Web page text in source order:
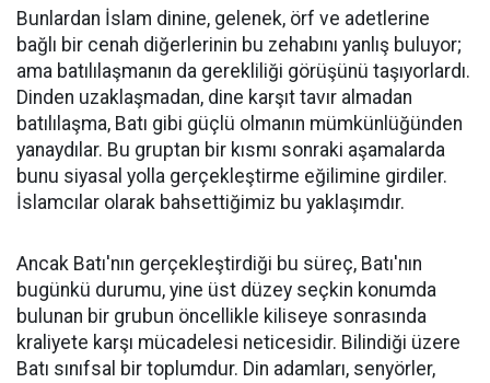
Bunlardan İslam dinine, gelenek, örf ve adetlerine
bağlı bir cenah diğerlerinin bu zehabını yanlış buluyor;
ama batılılaşmanın da gerekliliği görüşünü taşıyorlardı.
Dinden uzaklaşmadan, dine karşıt tavır almadan
batılılaşma, Batı gibi güçlü olmanın mümkünlüğünden
yanaydılar. Bu gruptan bir kısmı sonraki aşamalarda
bunu siyasal yolla gerçekleştirme eğilimine girdiler.
İslamcılar olarak bahsettiğimiz bu yaklaşımdır.
Ancak Batı'nın gerçekleştirdiği bu süreç, Batı'nın
bugünkü durumu, yine üst düzey seçkin konumda
bulunan bir grubun öncellikle kiliseye sonrasında
kraliyete karşı mücadelesi neticesidir. Bilindiği üzere
Batı sınıfsal bir toplumdur. Din adamları, senyörler,